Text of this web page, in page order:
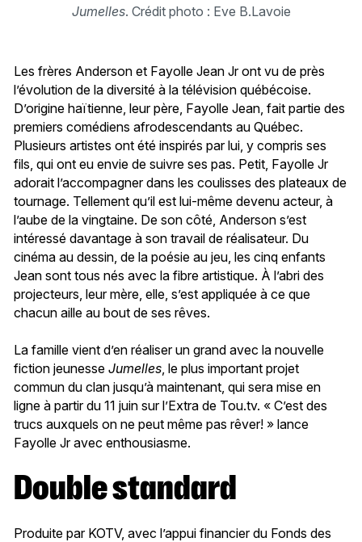
Jumelles. Crédit photo : Eve B.Lavoie
Les frères Anderson et Fayolle Jean Jr ont vu de près
l’évolution de la diversité à la télévision québécoise.
D’origine haïtienne, leur père, Fayolle Jean, fait partie des
premiers comédiens afrodescendants au Québec.
Plusieurs artistes ont été inspirés par lui, y compris ses
fils, qui ont eu envie de suivre ses pas. Petit, Fayolle Jr
adorait l’accompagner dans les coulisses des plateaux de
tournage. Tellement qu’il est lui-même devenu acteur, à
l’aube de la vingtaine. De son côté, Anderson s’est
intéressé davantage à son travail de réalisateur. Du
cinéma au dessin, de la poésie au jeu, les cinq enfants
Jean sont tous nés avec la fibre artistique. À l’abri des
projecteurs, leur mère, elle, s’est appliquée à ce que
chacun aille au bout de ses rêves.
La famille vient d’en réaliser un grand avec la nouvelle
fiction jeunesse Jumelles , le plus important projet
commun du clan jusqu’à maintenant, qui sera mise en
ligne à partir du 11 juin sur l’Extra de Tou.tv. « C’est des
trucs auxquels on ne peut même pas rêver! » lance
Fayolle Jr avec enthousiasme.
Double standard
Produite par KOTV, avec l’appui financier du Fonds des